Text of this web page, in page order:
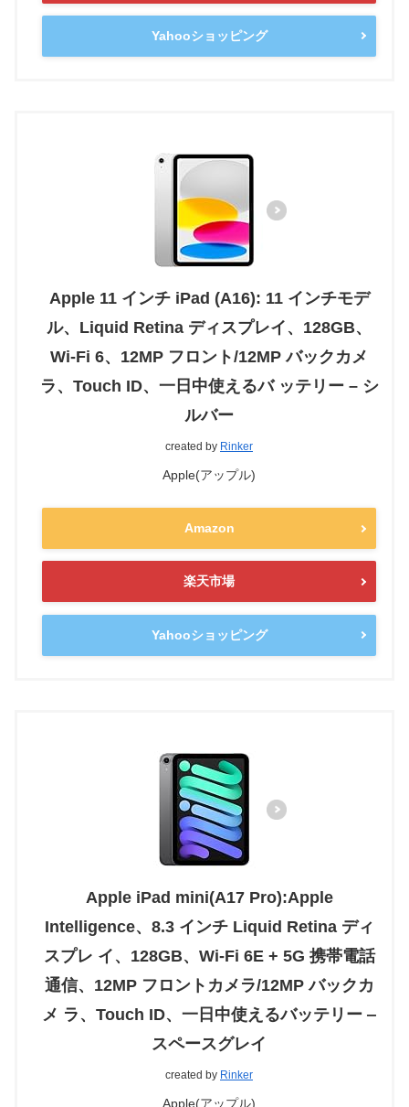
Yahooショッピング
Apple 11 インチ iPad (A16): 11 インチモデ
ル、Liquid Retina ディスプレイ、128GB、
Wi-Fi 6、12MP フロント/12MP バックカメ
ラ、Touch ID、一日中使えるバ ッテリー – シ
ルバー
created by Rinker
Apple(アップル)
Amazon
楽天市場
Yahooショッピング
Apple iPad mini(A17 Pro):Apple
Intelligence、8.3 インチ Liquid Retina ディ
スプレ イ、128GB、Wi-Fi 6E + 5G 携帯電話
通信、12MP フロントカメラ/12MP バックカ
メ ラ、Touch ID、一日中使えるバッテリー ‒
スペースグレイ
created by Rinker
Apple(アップル)